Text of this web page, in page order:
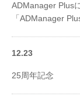
ADManager Plus
「ADManager
12.23
25周年記念